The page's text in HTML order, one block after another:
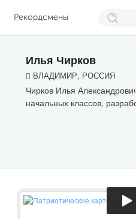
Рекордсмены
Илья Чирков
ВЛАДИМИР, РОССИЯ
Чирков Илья
начальных классов,